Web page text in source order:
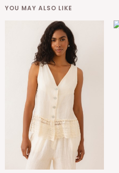
YOU MAY ALSO LIKE